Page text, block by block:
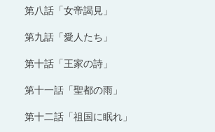
第八話「女帝謁見」
第九話「愛人たち」
第十話「王家の詩」
第十一話「聖都の雨」
第十二話「祖国に眠れ」